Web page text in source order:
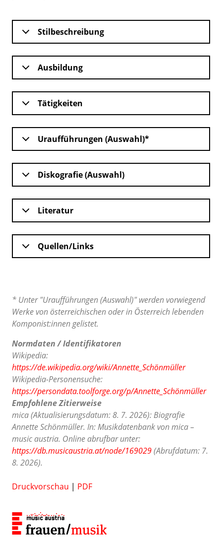
Stilbeschreibung
Ausbildung
Tätigkeiten
Uraufführungen (Auswahl)*
Diskografie (Auswahl)
Literatur
Quellen/Links
* Unter "Uraufführungen (Auswahl)" werden vorwiegend
Werke von österreichischen oder in Österreich lebenden
Komponist:innen gelistet.
Normdaten / Identifikatoren
Wikipedia:
https://de.wikipedia.org/wiki/Annette_Schönmüller
Wikipedia-Personensuche:
https://persondata.toolforge.org/p/Annette_Schönmüller
Empfohlene Zitierweise
mica (Aktualisierungsdatum: 8. 7. 2026): Biografie
Annette Schönmüller. In: Musikdatenbank von mica –
music austria. Online abrufbar unter:
https://db.musicaustria.at/node/169029(Abrufdatum: 7.
8. 2026).
Druckvorschau | PDF